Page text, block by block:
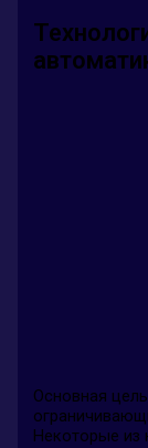
Основная
Некоторые из